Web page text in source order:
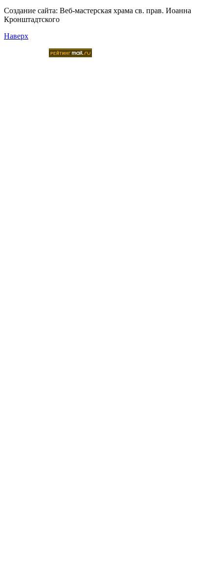
Создание сайта: Веб-мастерская храма св. прав. Иоанна
Кронштадтского
Наверх